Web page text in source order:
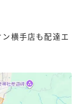
横手店も配達エ